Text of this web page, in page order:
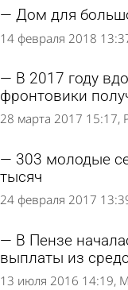
Дом для
14 февраля 2018
В 2017 году
фронтовики
28 марта 2017 15:17
303 молодые
тысяч
24 февраля 2017
В Пензе
выплаты из
13 июля 2016 14:19